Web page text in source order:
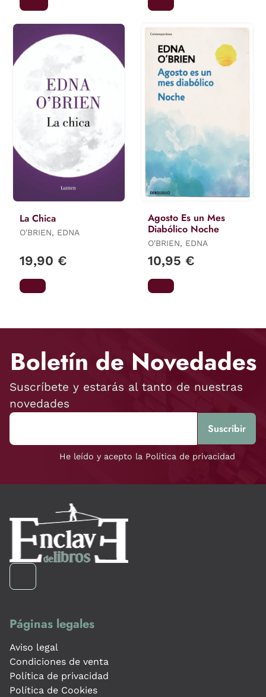
La Chica
O'BRIEN, EDNA
19,90 €
Agosto Es un Mes
Diabólico Noche
O'BRIEN, EDNA
10,95 €
Boletín de Novedades
Suscríbete y estarás al tanto de nuestras
novedades
He leído y acepto la Política de privacidad
Páginas legales
Aviso legal
Condiciones de venta
Política de privacidad
Política de Cookies